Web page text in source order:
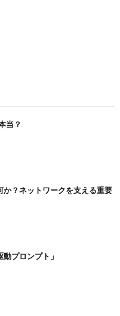
当？
か？ネットワークを支える重要
プロンプト」